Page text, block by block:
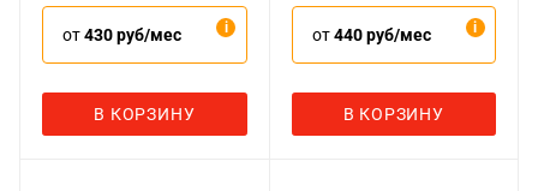
от430 руб/мес
В КОРЗИНУ
от440 руб/мес
В КОРЗИНУ